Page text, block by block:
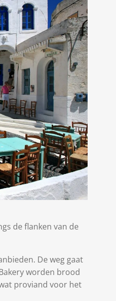
de flanken van de
De weg gaat
worden brood
proviand voor het